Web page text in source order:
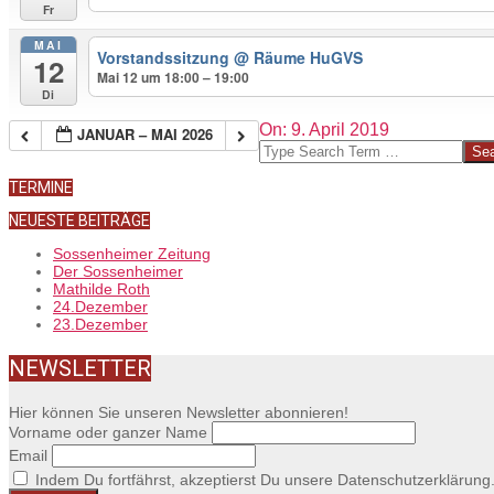
Fr
MAI
12
Di
Vorstandssitzung@ Räume HuGVS
Mai 12 um 18:00 – 19:00
JANUAR – MAI 2026
2019-
04-
On: 9. April 2019
Search
TERMINE
NEUESTE BEITRÄGE
Sossenheimer Zeitung
Der Sossenheimer
Mathilde Roth
24.Dezember
23.Dezember
NEWSLETTER
Hier können Sie unseren Newsletter abonnieren!
Vorname oder ganzer Name
Email
Indem Du fortfährst, akzeptierst Du unsere Datenschutzerklärung.